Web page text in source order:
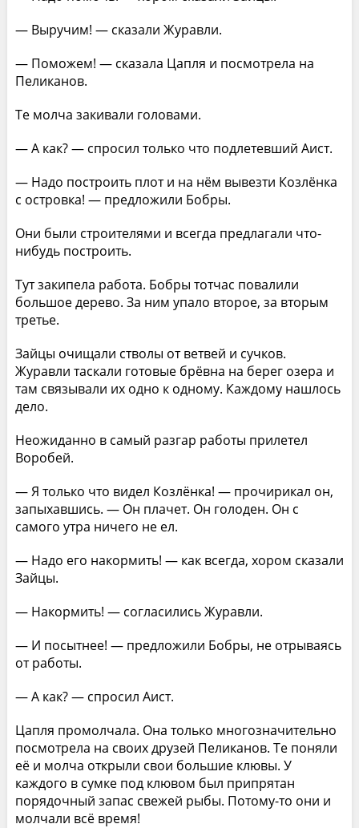
— Выручим! — сказали Журавли.
— Поможем! — сказала Цапля и посмотрела на
Пеликанов.
Те молча закивали головами.
— А как? — спросил только что подлетевший Аист.
— Надо построить плот и на нём вывезти Козлёнка
с островка! — предложили Бобры.
Они были строителями и всегда предлагали что-
нибудь построить.
Тут закипела работа. Бобры тотчас повалили
большое дерево. За ним упало второе, за вторым
третье.
Зайцы очищали стволы от ветвей и сучков.
Журавли таскали готовые брёвна на берег озера и
там связывали их одно к одному. Каждому нашлось
дело.
Неожиданно в самый разгар работы прилетел
Воробей.
— Я только что видел Козлёнка! — прочирикал он,
запыхавшись. — Он плачет. Он голоден. Он с
самого утра ничего не ел.
— Надо его накормить! — как всегда, хором сказали
Зайцы.
— Накормить! — согласились Журавли.
— И посытнее! — предложили Бобры, не отрываясь
от работы.
— А как? — спросил Аист.
Цапля промолчала. Она только многозначительно
посмотрела на своих друзей Пеликанов. Те поняли
её и молча открыли свои большие клювы. У
каждого в сумке под клювом был припрятан
порядочный запас свежей рыбы. Потому-то они и
молчали всё время!